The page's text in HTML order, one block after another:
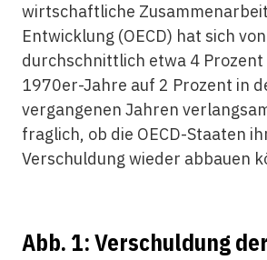
wirtschaftliche
Entwicklung (OECD) hat sich von
durchschnittlich etwa 4
1970er-Jahre auf 2 Prozent in
vergangenen Jahren
fraglich, ob die OECD-Staaten
Verschuldung wieder abbauen
Abb. 1: Verschuldung der